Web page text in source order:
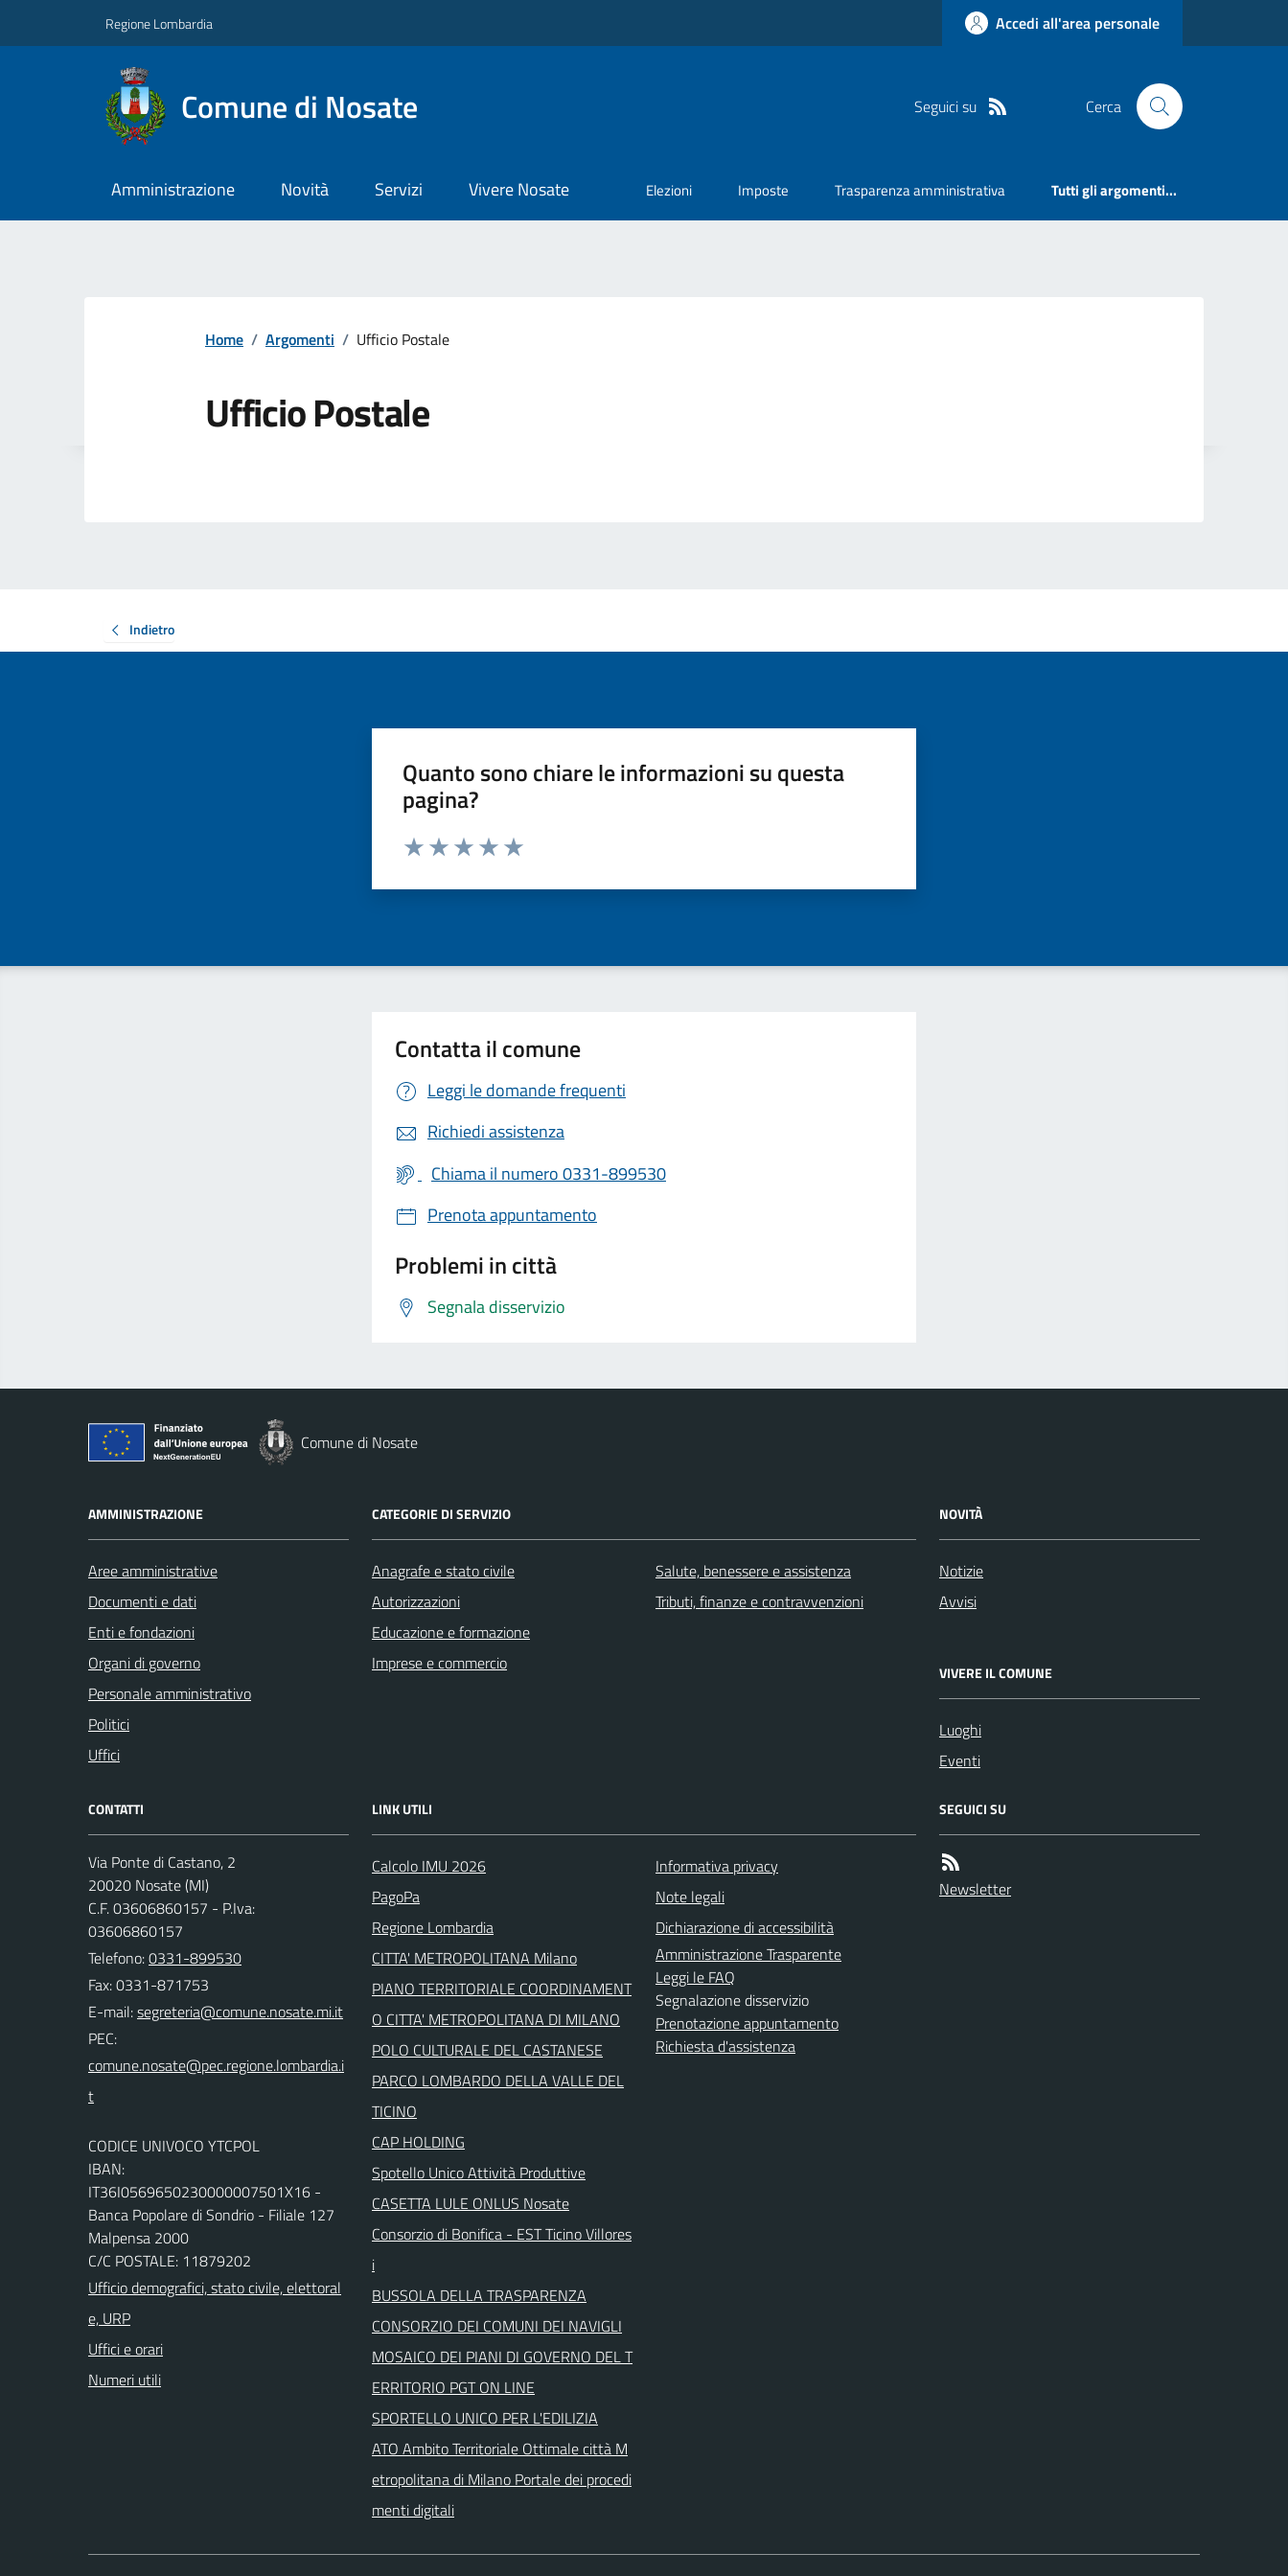
Regione Lombardia Accedi all'area personale
Comune di Nosate Seguici su Cerca
Amministrazione Novità Servizi Vivere Nosate Elezioni Imposte Trasparenza amministrativa Tutti gli argomenti...
Home / Argomenti / Ufficio Postale
Ufficio Postale
Indietro
Quanto sono chiare le informazioni su questa
pagina?
Valuta da 1 a 5 stelle la pagina
Contatta il comune
Leggi le domande frequenti
Richiedi assistenza
Chiama il numero 0331-899530
Prenota appuntamento
Problemi in città
Segnala disservizio
Comune di Nosate
AMMINISTRAZIONE
Aree amministrative
Documenti e dati
Enti e fondazioni
Organi di governo
Personale amministrativo
Politici
Uffici
CATEGORIE DI SERVIZIO
Anagrafe e stato civile
Autorizzazioni
Educazione e formazione
Imprese e commercio
Salute, benessere e assistenza
Tributi, finanze e contravvenzioni
NOVITÀ
Notizie
Avvisi
VIVERE IL COMUNE
Luoghi
Eventi
CONTATTI
Via Ponte di Castano, 2
20020 Nosate (MI)
C.F. 03606860157 - P.Iva:
03606860157
Telefono:0331-899530
Fax: 0331-871753
E-mail:
PEC:
CODICE UNIVOCO YTCPOL
IBAN:
IT36I0569650230000007501X16 -
Banca Popolare di Sondrio - Filiale 127
Malpensa 2000
C/C POSTALE: 11879202
Ufficio demografici, stato civile, elettoral
e, URP
Uffici e orari
Numeri utili
LINK UTILI
Calcolo IMU 2026
PagoPa
Regione Lombardia
CITTA' METROPOLITANA Milano
PIANO TERRITORIALE COORDINAMENT
O CITTA' METROPOLITANA DI MILANO
POLO CULTURALE DEL CASTANESE
PARCO LOMBARDO DELLA VALLE DEL
TICINO
CAP HOLDING
Spotello Unico Attività Produttive
CASETTA LULE ONLUS Nosate
Consorzio di Bonifica - EST Ticino Villores
i
BUSSOLA DELLA TRASPARENZA
CONSORZIO DEI COMUNI DEI NAVIGLI
MOSAICO DEI PIANI DI GOVERNO DEL T
ERRITORIO PGT ON LINE
SPORTELLO UNICO PER L'EDILIZIA
ATO Ambito Territoriale Ottimale città M
etropolitana di Milano Portale dei procedi
menti digitali
Informativa privacy
Note legali
Dichiarazione di accessibilità
Amministrazione Trasparente
Leggi le FAQ
Segnalazione disservizio
Prenotazione appuntamento
Richiesta d'assistenza
SEGUICI SU
Newsletter